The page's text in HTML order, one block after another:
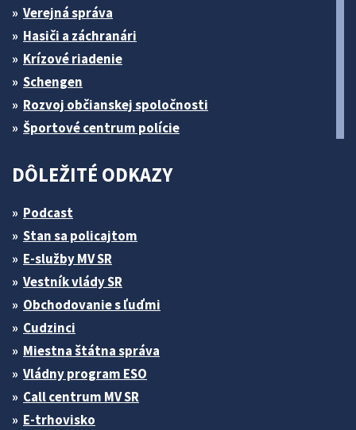
Verejná správa
Hasiči a záchranári
Krízové riadenie
Schengen
Rozvoj občianskej spoločnosti
Športové centrum polície
DÔLEŽITÉ ODKAZY
Podcast
Stan sa policajtom
E-služby MV SR
Vestník vlády SR
Obchodovanie s ľuďmi
Cudzinci
Miestna štátna správa
Vládny program ESO
Call centrum MV SR
E-trhovisko